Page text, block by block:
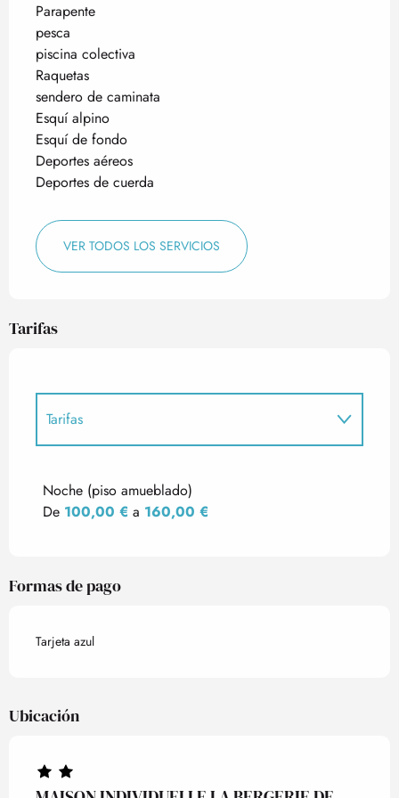
Parapente
pesca
piscina colectiva
Raquetas
sendero de caminata
Esquí alpino
Esquí de fondo
Deportes aéreos
Deportes de cuerda
VER TODOS LOS SERVICIOS
Tarifas
Tarifas
Noche (piso amueblado)
De 100,00 € a 160,00 €
Formas de pago
Tarjeta azul
Ubicación